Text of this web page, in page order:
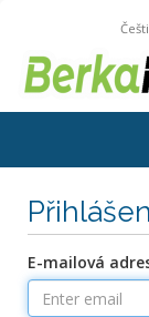
E-mailová